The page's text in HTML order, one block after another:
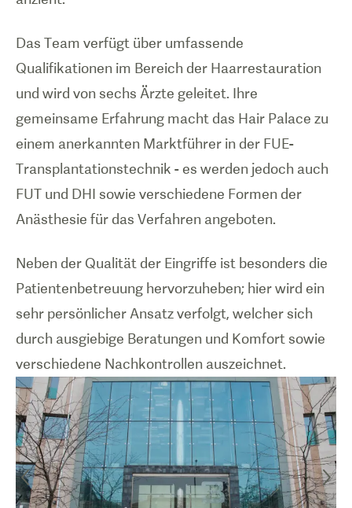
Das Team verfügt über umfassende
Qualifikationen im Bereich der Haarrestauration
und wird von sechs Ärzte geleitet. Ihre
gemeinsame Erfahrung macht das Hair Palace zu
einem anerkannten Marktführer in der FUE-
Transplantationstechnik - es werden jedoch auch
FUT und DHI sowie verschiedene Formen der
Anästhesie für das Verfahren angeboten.
Neben der Qualität der Eingriffe ist besonders die
Patientenbetreuung hervorzuheben; hier wird ein
sehr persönlicher Ansatz verfolgt, welcher sich
durch ausgiebige Beratungen und Komfort sowie
verschiedene Nachkontrollen auszeichnet.